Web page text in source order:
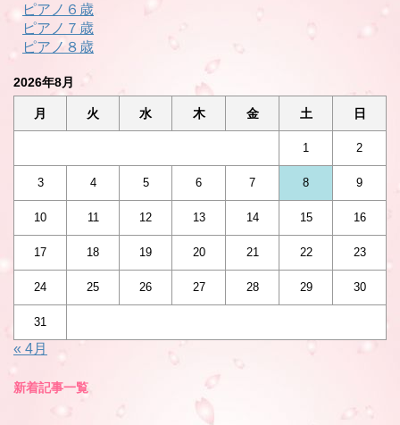
ピアノ６歳
ピアノ７歳
ピアノ８歳
2026年8月
月 火 水 木 金 土 日
1 2
3 4 5 6 7 8 9
10 11 12 13 14 15 16
17 18 19 20 21 22 23
24 25 26 27 28 29 30
31
« 4月
新着記事一覧